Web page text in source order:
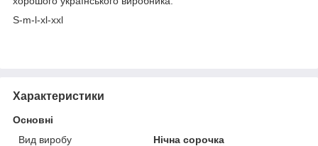
S-m-l-xl-xxl
Характеристики
Основні
Вид виробу
Нічна сорочка